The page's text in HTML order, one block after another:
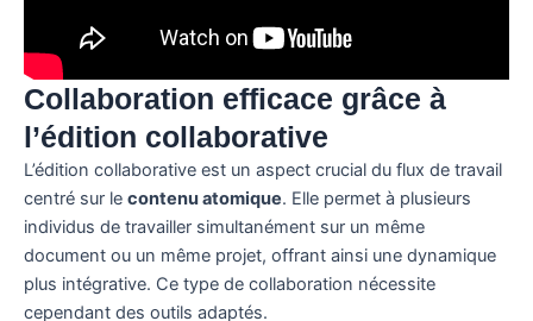
Collaboration efficace grâce à
l’édition collaborative
L’édition collaborative est un aspect crucial du flux de travail
centré sur le contenu atomique. Elle permet à plusieurs
individus de travailler simultanément sur un même
document ou un même projet, offrant ainsi une dynamique
plus intégrative. Ce type de collaboration nécessite
cependant des outils adaptés.